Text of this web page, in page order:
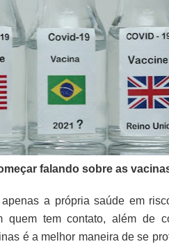
falando sobre as
a própria saúde em
quem tem contato, além de
é a melhor maneira de se